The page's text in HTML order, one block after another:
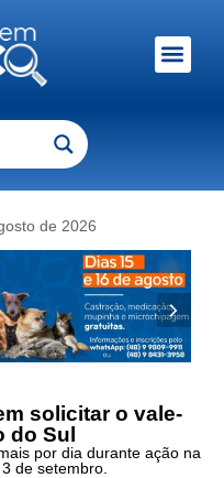
de 2026
solicitar o vale-
do Sul
por dia durante ação na
de setembro.